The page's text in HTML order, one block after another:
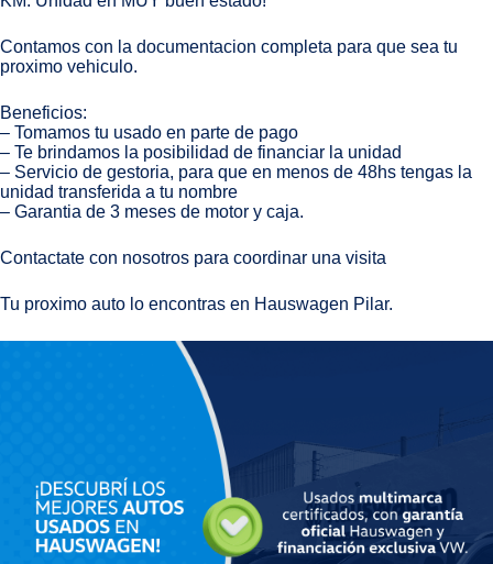
Contamos con la documentacion completa para que sea tu
proximo vehiculo.
Beneficios:
– Tomamos tu usado en parte de pago
– Te brindamos la posibilidad de financiar la unidad
– Servicio de gestoria, para que en menos de 48hs tengas la
unidad transferida a tu nombre
– Garantia de 3 meses de motor y caja.
Contactate con nosotros para coordinar una visita
Tu proximo auto lo encontras en Hauswagen Pilar.